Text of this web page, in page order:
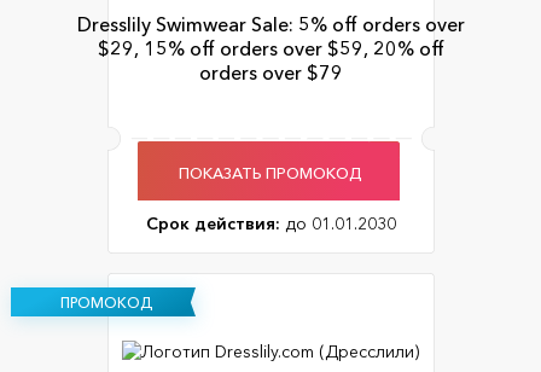
Dresslily Swimwear Sale: 5% off orders over
$29, 15% off orders over $59, 20% off
orders over $79
ПОКАЗАТЬ ПРОМОКОД
Срок действия: до 01.01.2030
ПРОМОКОД